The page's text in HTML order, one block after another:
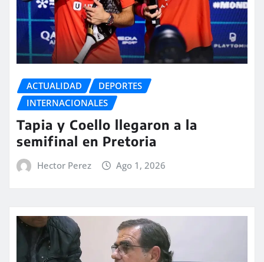
ACTUALIDAD
DEPORTES
INTERNACIONALES
Tapia y Coello llegaron a la
semifinal en Pretoria
Hector Perez Ago 1, 2026